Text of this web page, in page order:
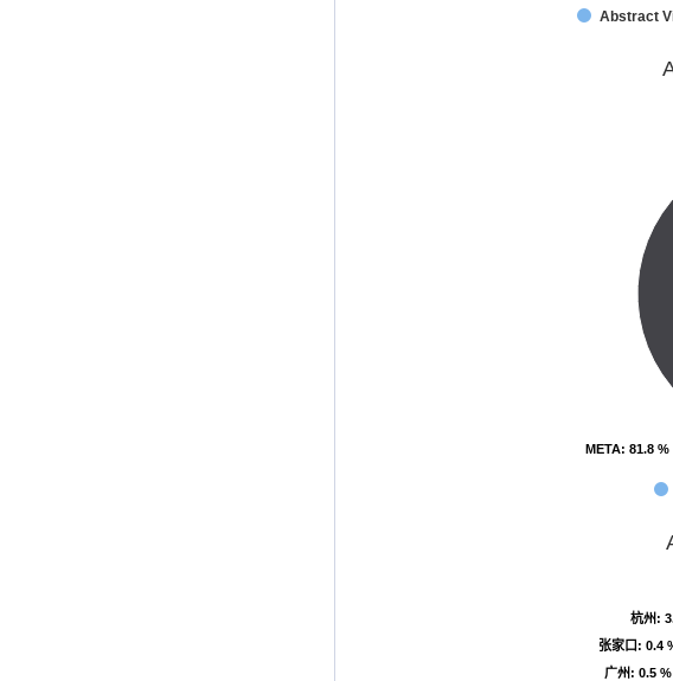
Abstract
META: 81.8 %
META: 81.8 %
广州: 0.5 %
广州: 0.5 %
张家口: 0.4
张家口: 0.4
杭州:
杭州: